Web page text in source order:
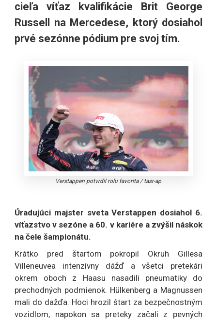
cieľa víťaz kvalifikácie Brit George
Russell na Mercedese, ktorý dosiahol
prvé sezónne pódium pre svoj tím.
Verstappen potvrdil rolu favorita/tasr-ap
Úradujúci majster sveta Verstappen dosiahol 6.
víťazstvo v sezóne a 60. v kariére a zvýšil náskok
na čele šampionátu.
Krátko pred štartom pokropil Okruh Gillesa
Villeneuvea intenzívny dážď a všetci pretekári
okrem oboch z Haasu nasadili pneumatiky do
prechodných podmienok. Hülkenberg a Magnussen
mali do dažďa. Hoci hrozil štart za bezpečnostným
vozidlom, napokon sa preteky začali z pevných